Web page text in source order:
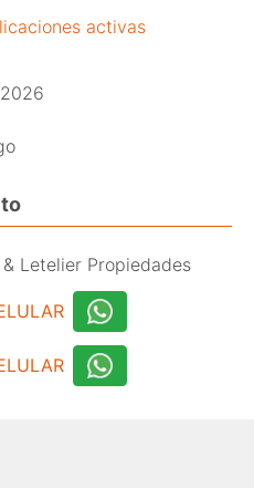
activas
Letelier Propiedades